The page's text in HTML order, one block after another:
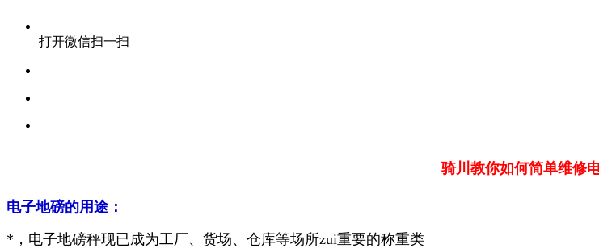
打开微信扫一扫
骑川教你如何简单维修
电子地磅的用途：
*，电子地磅秤现已成为工厂、货场、仓库等场所zui重要的称重类